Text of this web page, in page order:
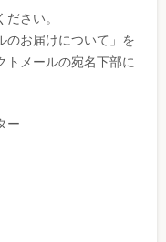
さい。
のお届けについて」を
トメールの宛名下部に
ー